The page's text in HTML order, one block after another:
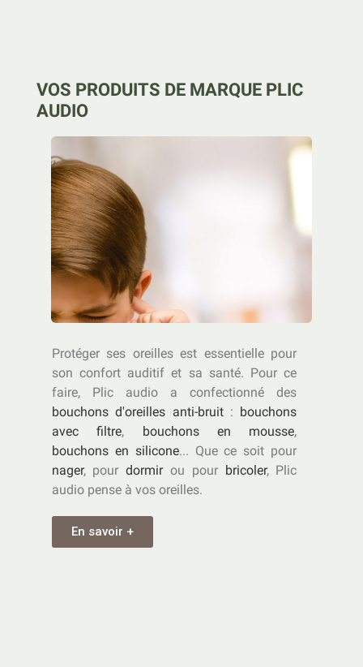
VOS PRODUITS DE MARQUE PLIC
AUDIO
Protéger ses oreilles est essentielle pour
son confort auditif et sa santé. Pour ce
faire, Plic audio a confectionné des
bouchons d'oreilles anti-bruit: bouchons
avec filtre, bouchons en mousse,
bouchons en silicone... Que ce soit pour
nager, pourdormirou pour bricoler, Plic
audio pense à vos oreilles.
En savoir +